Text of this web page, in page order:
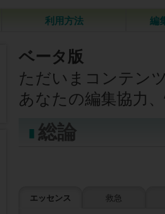
利用方法 編
ベータ版
ただいまコンテン
あなたの編集協力
総論
エッセンス 救急